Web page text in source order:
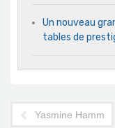
Un nouveau
tables de
Yasmine